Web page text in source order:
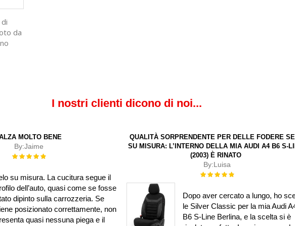
da
I nostri clienti dicono di noi...
MOLTO BENE
By:Jaime
Rating:
su misura. La cucitura segue il
dell’auto, quasi come se fosse
dipinto sulla carrozzeria. Se
posizionato correttamente, non
quasi nessuna piega e il
QUALITÀ SORPRENDENTE PER DELLE FODERE
SU MISURA: L’INTERNO DELLA MIA AUDI A4 B6 S-
(2003) È RINATO
By:Luisa
Rating:
Dopo aver cercato a lungo, ho
le Silver Classic per la mia Audi
B6 S-Line Berlina, e la scelta si è